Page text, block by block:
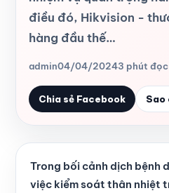
điều đó, Hikvision -
hàng đầu thế…
admin04/04/20243 phút đọc
Chia sẻ Facebook Sao
Trong bối cảnh dịch bệnh
việc kiểm soát thân nhiệt